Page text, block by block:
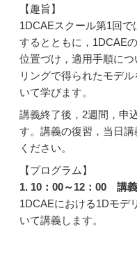
【趣旨】
1DCAEスクール第1回
するとともに，1DCAE
位置づけ，適用手順に
リングで得られたモデ
いて学びます。
講義終了後，2週間，申
す。講義の復習，当日
ください。
【プログラム】
1. 10：00～12：00 講
1DCAEにおける1Dモデ
いて講義します。